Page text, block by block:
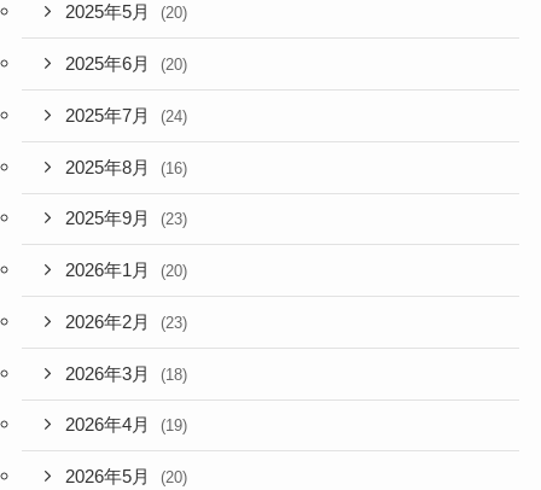
2025年5月 (20)
2025年6月 (20)
2025年7月 (24)
2025年8月 (16)
2025年9月 (23)
2026年1月 (20)
2026年2月 (23)
2026年3月 (18)
2026年4月 (19)
2026年5月 (20)